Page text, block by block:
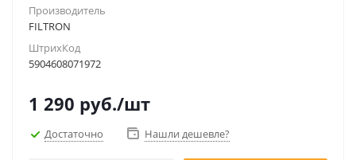
Производитель
FILTRON
ШтрихКод
5904608071972
1 290 руб./шт
Достаточно Нашли дешевле?